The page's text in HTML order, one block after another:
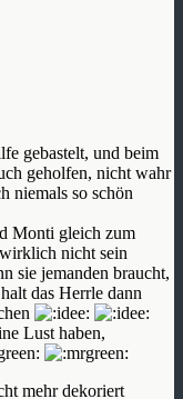
gebastelt, und beim
geholfen, nicht wahr
niemals so schön
Monti gleich zum
nicht sein
sie jemanden braucht,
das Herrle dann
Lust haben,
mehr dekoriert